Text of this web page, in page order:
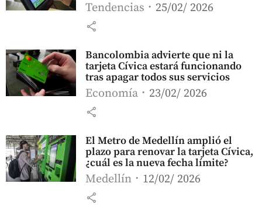
Tendencias 25/02/ 2026
share
Bancolombia advierte que ni la
tarjeta Cívica estará funcionando
tras apagar todos sus servicios
Economía 23/02/ 2026
share
El Metro de Medellín amplió el
plazo para renovar la tarjeta Cívica,
¿cuál es la nueva fecha límite?
Medellín 12/02/ 2026
share